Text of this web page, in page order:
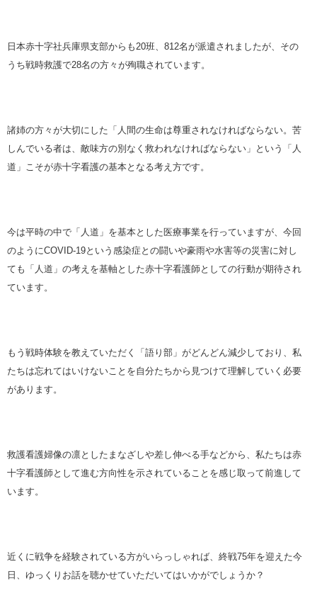
日本赤十字社兵庫県支部からも20班、812名が派遣されましたが、その
うち戦時救護で28名の方々が殉職されています。
諸姉の方々が大切にした「人間の生命は尊重されなければならない。苦
しんでいる者は、敵味方の別なく救われなければならない」という「人
道」こそが赤十字看護の基本となる考え方です。
今は平時の中で「人道」を基本とした医療事業を行っていますが、今回
のようにCOVID-19という感染症との闘いや豪雨や水害等の災害に対し
ても「人道」の考えを基軸とした赤十字看護師としての行動が期待され
ています。
もう戦時体験を教えていただく「語り部」がどんどん減少しており、私
たちは忘れてはいけないことを自分たちから見つけて理解していく必要
があります。
救護看護婦像の凛としたまなざしや差し伸べる手などから、私たちは赤
十字看護師として進む方向性を示されていることを感じ取って前進して
います。
近くに戦争を経験されている方がいらっしゃれば、終戦75年を迎えた今
日、ゆっくりお話を聴かせていただいてはいかがでしょうか？